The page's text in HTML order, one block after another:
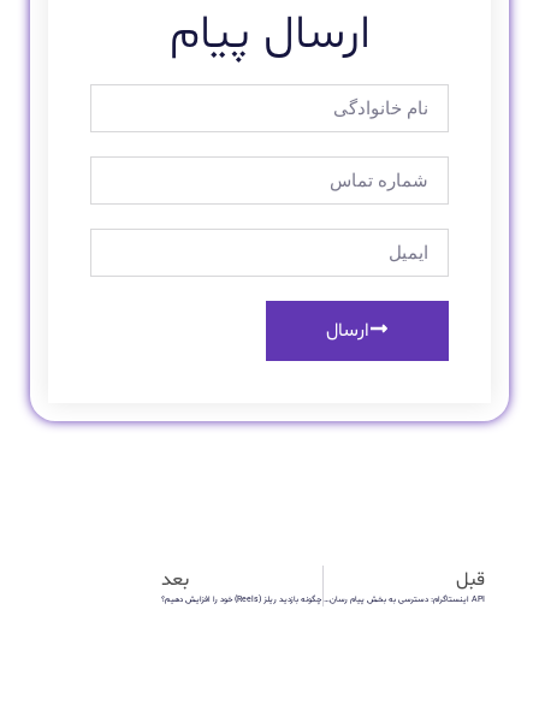
ارسال پیام
ارسال
قبل
API اینستاگرام: دسترسی به بخش پیام رسان ممکن شد!
بعد
چگونه بازدید ریلز (Reels) خود را افزایش دهیم؟